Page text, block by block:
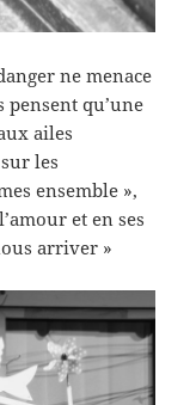
ne menace
pensent qu’une
ailes
les
ensemble »,
et en ses
arriver »